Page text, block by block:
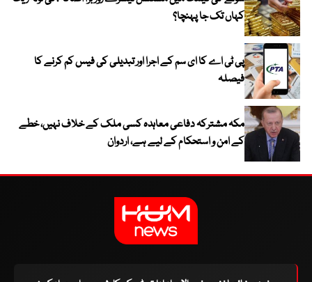
کہاں تک جا پہنچا؟
پی ٹی اے کا ای سم کے اجرا اور تبدیلی کی فیس کم کرنے کا
فیصلہ
مکہ مشترکہ دفاعی معاہدہ کسی ملک کے خلاف نہیں، خطے
کے امن و استحکام کے لیے ہے، اردوان